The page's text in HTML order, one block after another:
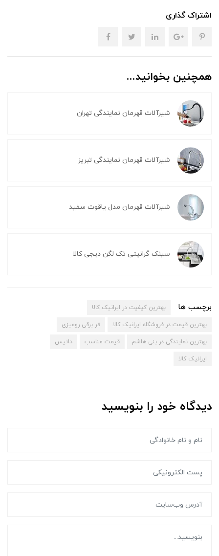
اشتراک گذاری
همچنین بخوانید...
شیرآلات قهرمان نمایندگی تهران
شیرآلات قهرمان نمایندگی تبریز
شیرآلات قهرمان مدل یاقوت سفید
سینک گرانیتی تک لگن دیجی کالا
برچسب ها بهترین کیفیت در ایرانیک کالا
بهترین قیمت در فروشگاه ایرانیک کالا فر برقی رومیزی
بهترین نمایندگی در بنی هاشم قیمت مناسب داتیس
ایرانیک کالا
دیدگاه خود را بنویسید